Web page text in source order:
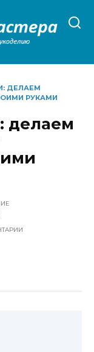
ДЕЛАЕМ
РУКАМИ
делаем